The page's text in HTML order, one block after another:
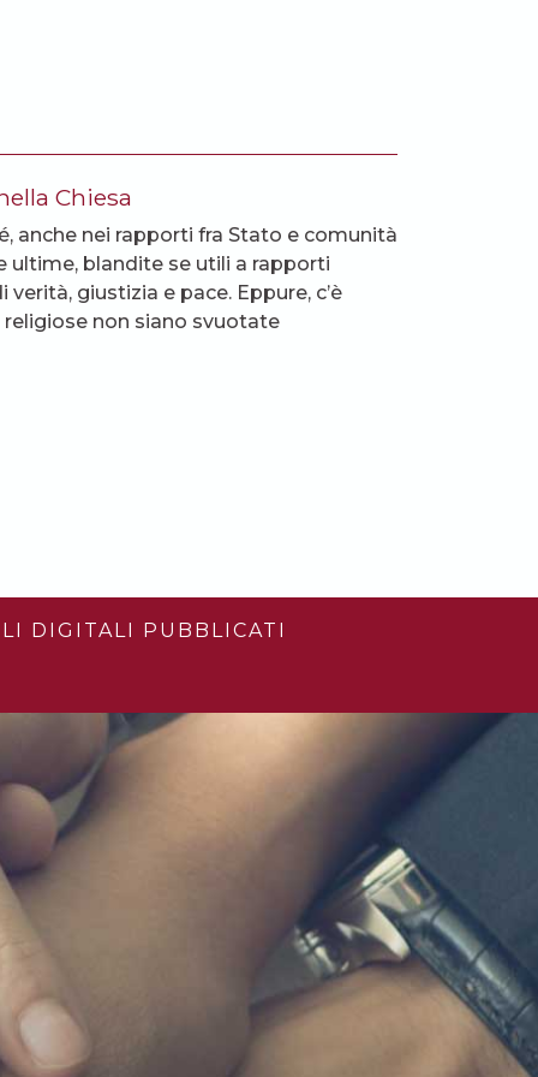
Chiesa
anche nei rapporti fra Stato e comunità
ultime, blandite se utili a rapporti
giustizia e pace. Eppure, c’è
religiose non siano svuotate
DIGITALI PUBBLICATI